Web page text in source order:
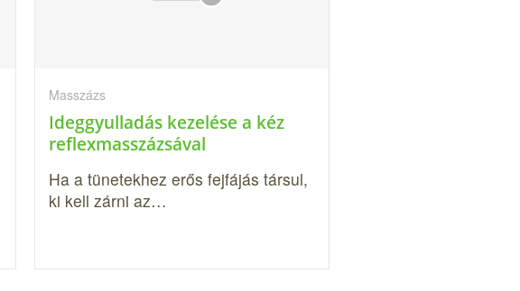
Masszázs
Ideggyulladás kezelése a kéz
reflexmasszázsával
Ha a tünetekhez erős fejfájás társul,
ki kell zárni az…